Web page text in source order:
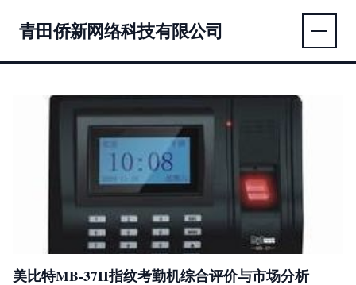
青田侨新网络科技有限公司
美比特MB-37II指纹考勤机综合评价与市场分析